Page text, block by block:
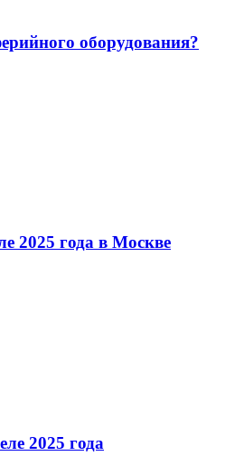
оборудования?
2025 года в Москве
2025 года